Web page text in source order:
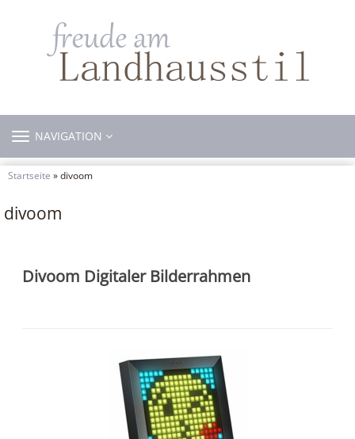
TOGGLE
NAVIGATION
Startseite » divoom
divoom
Divoom Digitaler Bilderrahmen